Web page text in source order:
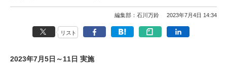
編集部：石川万鈴 2023年7月4日 14:34
リスト
2023年7月5日～11日 実施